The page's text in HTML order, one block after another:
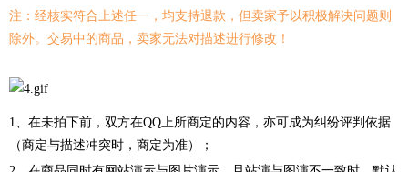
注：经核实符合上述任一，均支持退款，但卖家予以积极解决问题则
除外。交易中的商品，卖家无法对描述进行修改！
1、在未拍下前，双方在QQ上所商定的内容，亦可成为纠纷评判依据
（商定与描述冲突时，商定为准）；